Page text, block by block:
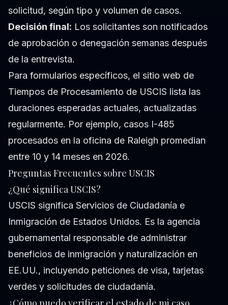
solicitud, según tipo y volumen de casos.
Decisión final: Los solicitantes son notificados
de aprobación o denegación semanas después
de la entrevista.
Para formularios específicos, el sitio web de
Tiempos de Procesamiento de USCIS lista las
duraciones esperadas actuales, actualizadas
regularmente. Por ejemplo, casos I-485
procesados en la oficina de Raleigh promedian
entre 10 y 14 meses en 2026.
Preguntas Frecuentes sobre USCIS
¿Qué significa USCIS?
USCIS significa Servicios de Ciudadanía e
Inmigración de Estados Unidos. Es la agencia
gubernamental responsable de administrar
beneficios de inmigración y naturalización en
EE.UU., incluyendo peticiones de visa, tarjetas
verdes y solicitudes de ciudadanía.